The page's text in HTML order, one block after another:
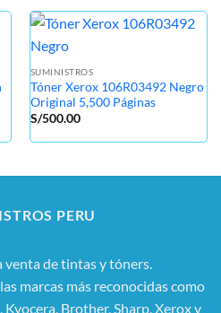
SUMINISTROS
Tóner Xerox 106R03492 Negro
Original 5,500 Páginas
S/500.00
PERU
venta de tintas y tóners.
marcas más reconocidas como
Kyocera, Brother, Sharp, Xerox y